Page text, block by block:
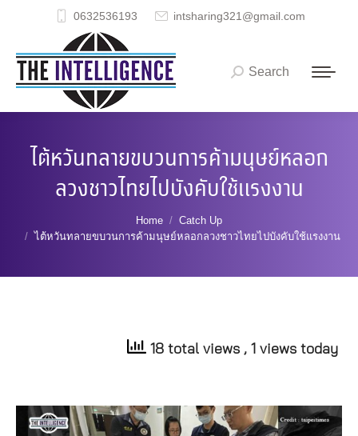
0632536193 intsharing321@gmail.com
Search:
Search
ไต้หวันทลายขบวนการค้ามนุษย์หลอก
ลวงชาวไทยไปบังคับใช้แรงงาน
Home
Catch Up
ไต้หวันทลายขบวนการค้ามนุษย์หลอกลวงชาวไทยไปบังคับใช้แรงงาน
18 total views , 1 views today